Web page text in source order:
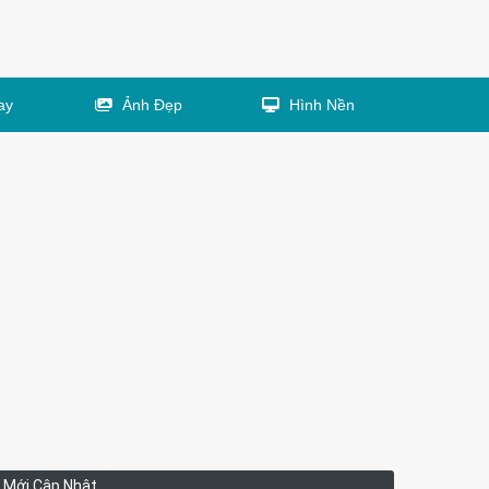
Ảnh Đẹp Hình Nền